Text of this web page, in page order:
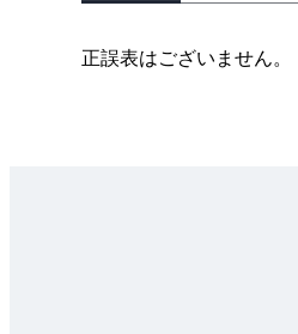
正誤表はございません。